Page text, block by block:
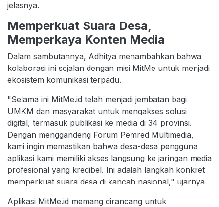
jelasnya.
Memperkuat Suara Desa,
Memperkaya Konten Media
Dalam sambutannya, Adhitya menambahkan bahwa
kolaborasi ini sejalan dengan misi MitMe untuk menjadi
ekosistem komunikasi terpadu.
"Selama ini MitMe.id telah menjadi jembatan bagi
UMKM dan masyarakat untuk mengakses solusi
digital, termasuk publikasi ke media di 34 provinsi.
Dengan menggandeng Forum Pemred Multimedia,
kami ingin memastikan bahwa desa-desa pengguna
aplikasi kami memiliki akses langsung ke jaringan media
profesional yang kredibel. Ini adalah langkah konkret
memperkuat suara desa di kancah nasional," ujarnya.
Aplikasi MitMe.id memang dirancang untuk